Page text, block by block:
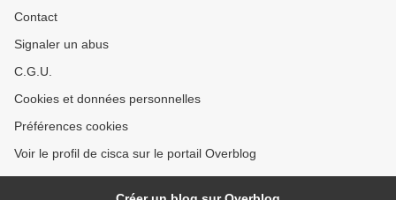
Contact
Signaler un abus
C.G.U.
Cookies et données personnelles
Préférences cookies
Voir le profil de cisca sur le portail Overblog